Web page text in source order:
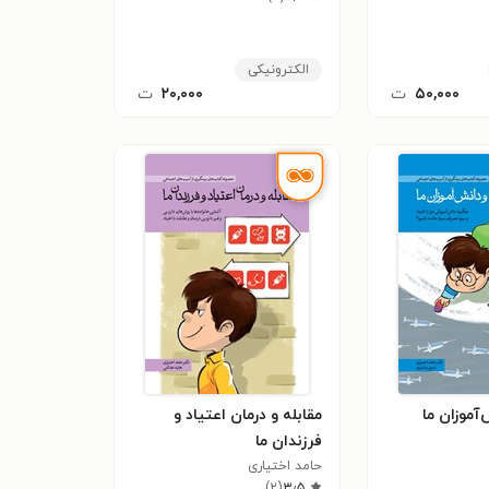
۵۰,۰۰۰ ت
الکترونیکی
۲۰,۰۰۰ ت
ما
مقابله و درمان اعتیاد و
فرزندان ما
حامد اختیاری